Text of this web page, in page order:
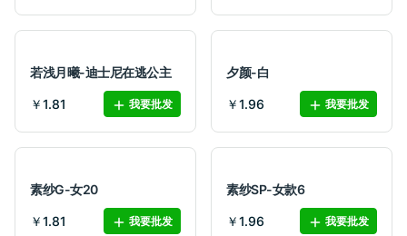
若浅月曦-迪士尼在逃公主
￥1.81 我要批发
夕颜-白
￥1.96 我要批发
素纱G-女20
￥1.81 我要批发
素纱SP-女款6
￥1.96 我要批发